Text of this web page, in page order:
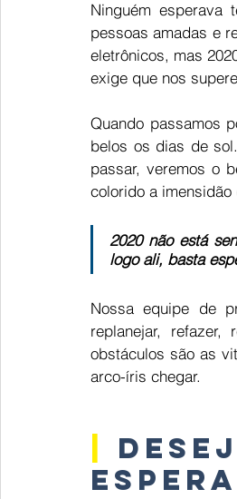
Ninguém esperava
pessoas amadas e
eletrônicos, mas
exige que nos
Quando passamos
belos os dias de
passar, veremos o
colorido a imensidão
2020 não está
logo ali, basta
Nossa equipe de
replanejar,
obstáculos são as
arco-íris chegar.